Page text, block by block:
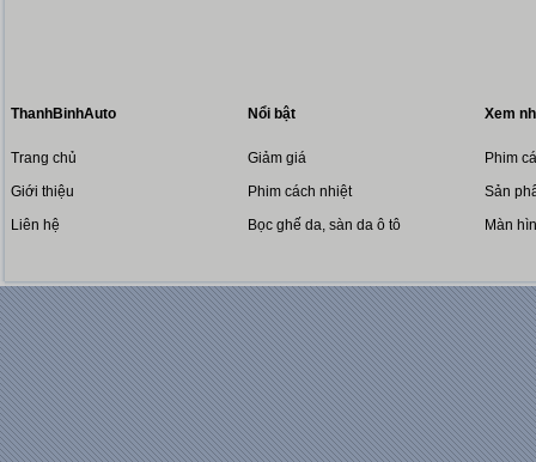
ThanhBinhAuto
Trang chủ
Giới thiệu
Liên hệ
Nổi bật
Giảm giá
Phim cách nhiệt
Bọc ghế da, sàn da ô tô
Xem
Phim
Sản
Màn